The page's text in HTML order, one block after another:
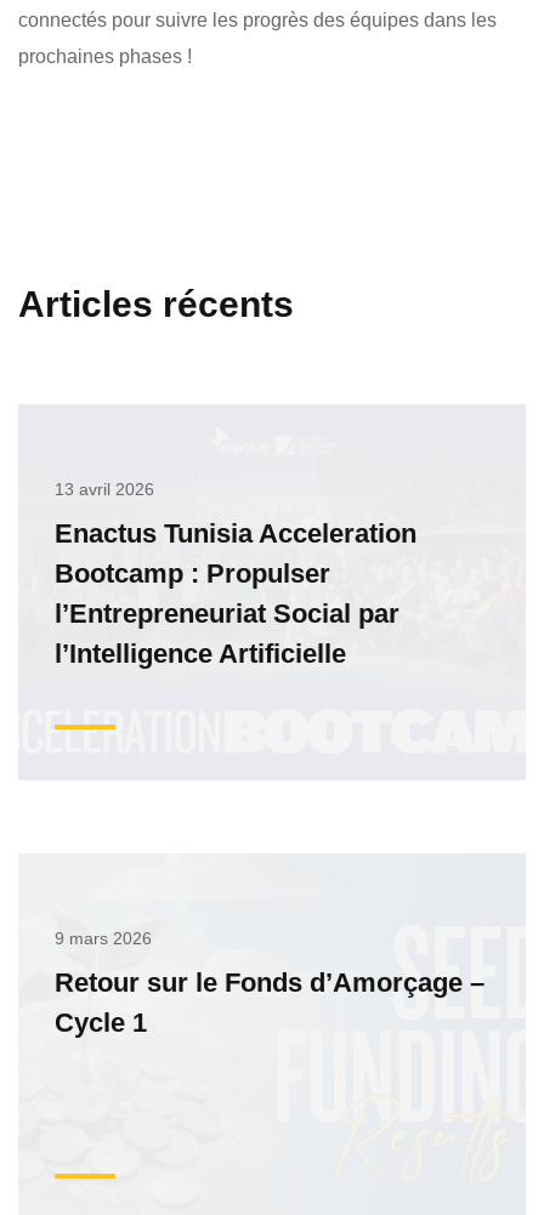
connectés pour suivre les progrès des équipes dans les
prochaines phases !
Articles récents
13 avril 2026
Enactus Tunisia Acceleration
Bootcamp : Propulser
l’Entrepreneuriat Social par
l’Intelligence Artificielle
9 mars 2026
Retour sur le Fonds d’Amorçage –
Cycle 1